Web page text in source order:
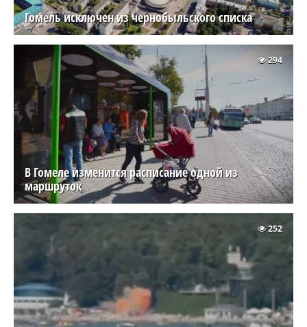
Гомель исключен из чернобыльского списка
В Гомеле изменится расписание одной из
маршруток
294
252